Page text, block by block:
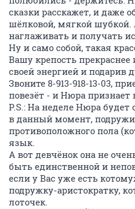
сказки расскажет, и даже
шёлковой, мягкой шубкой.
наглаживать и получать
Ну и само собой, такая
Вашу крепость
своей энергией и подарив
Звоните 8-913-918-13-03,
повезёт - и Нюра признает
P.S.: На неделе Нюра будет
в данный момент,
противоположного пола
язык.
А вот девчёнок она не
быть единственной и
если у Вас уже есть
подружку-аристократку,
лоточек.